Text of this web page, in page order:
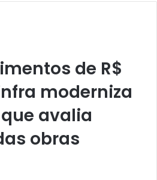
de R$
moderniza
avalia
obras